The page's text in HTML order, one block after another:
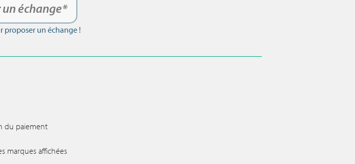
échange*
proposer un échange !
du paiement
marques affichées